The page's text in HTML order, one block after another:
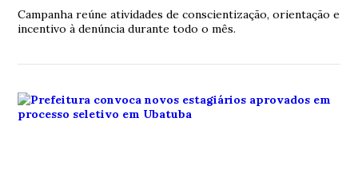
Campanha reúne atividades de conscientização, orientação e
incentivo à denúncia durante todo o mês.